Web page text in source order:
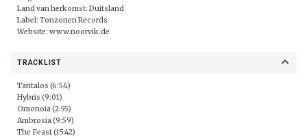
Land van herkomst: Duitsland
Label: Tonzonen Records
Website: www.noorvik.de
TRACKLIST
Tantalos (6:54)
Hybris (9:01)
Omonoia (2:55)
Ambrosia (9:59)
The Feast (15:42)